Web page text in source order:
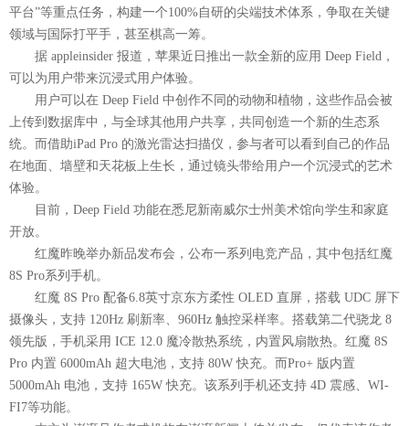
平台”等重点任务，构建一个100%自研的尖端技术体系，争取在关键
领域与国际打平手，甚至棋高一筹。
据 appleinsider 报道，苹果近日推出一款全新的应用 Deep Field，
可以为用户带来沉浸式用户体验。
用户可以在 Deep Field 中创作不同的动物和植物，这些作品会被
上传到数据库中，与全球其他用户共享，共同创造一个新的生态系
统。而借助iPad Pro 的激光雷达扫描仪，参与者可以看到自己的作品
在地面、墙壁和天花板上生长，通过镜头带给用户一个沉浸式的艺术
体验。
目前，Deep Field 功能在悉尼新南威尔士州美术馆向学生和家庭
开放。
红魔昨晚举办新品发布会，公布一系列电竞产品，其中包括红魔
8S Pro系列手机。
红魔 8S Pro 配备6.8英寸京东方柔性 OLED 直屏，搭载 UDC 屏下
摄像头，支持 120Hz 刷新率、960Hz 触控采样率。搭载第二代骁龙 8
领先版，手机采用 ICE 12.0 魔冷散热系统，内置风扇散热。红魔 8S
Pro 内置 6000mAh 超大电池，支持 80W 快充。而Pro+ 版内置
5000mAh 电池，支持 165W 快充。该系列手机还支持 4D 震感、WI-
FI7等功能。